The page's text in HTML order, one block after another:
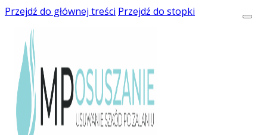
Przejdź do głównej treści Przejdź do stopki